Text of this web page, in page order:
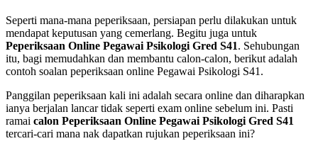
Seperti mana-mana peperiksaan, persiapan perlu dilakukan untuk
mendapat keputusan yang cemerlang. Begitu juga untuk
Peperiksaan Online Pegawai Psikologi Gred S41. Sehubungan
itu, bagi memudahkan dan membantu calon-calon, berikut adalah
contoh soalan peperiksaan online Pegawai Psikologi S41.
Panggilan peperiksaan kali ini adalah secara online dan diharapkan
ianya berjalan lancar tidak seperti exam online sebelum ini. Pasti
ramai calon Peperiksaan Online Pegawai Psikologi Gred S41
tercari-cari mana nak dapatkan rujukan peperiksaan ini?